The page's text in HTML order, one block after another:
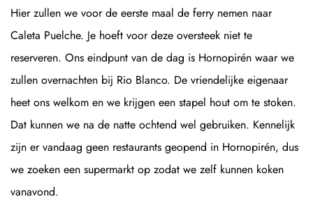
Hier zullen we voor de eerste maal de ferry nemen naar
Caleta Puelche. Je hoeft voor deze oversteek niet te
reserveren. Ons eindpunt van de dag is Hornopirén waar we
zullen overnachten bij Rio Blanco. De vriendelijke eigenaar
heet ons welkom en we krijgen een stapel hout om te stoken.
Dat kunnen we na de natte ochtend wel gebruiken. Kennelijk
zijn er vandaag geen restaurants geopend in Hornopirén, dus
we zoeken een supermarkt op zodat we zelf kunnen koken
vanavond.